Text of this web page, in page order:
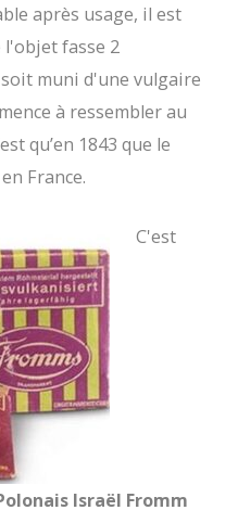
après usage, il est
l'objet fasse 2
muni d'une vulgaire
à ressembler au
qu’en 1843 que le
France.
C'est
Israël Fromm